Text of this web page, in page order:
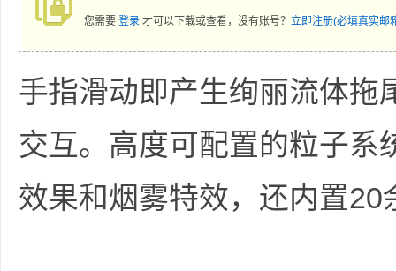
您需要 登录 才可以下载或查看，没有账号？ 立即注册(必填真实邮
手指滑动即产生绚丽流体拖
交互。高度可配置的粒子系
效果和烟雾特效，还内置